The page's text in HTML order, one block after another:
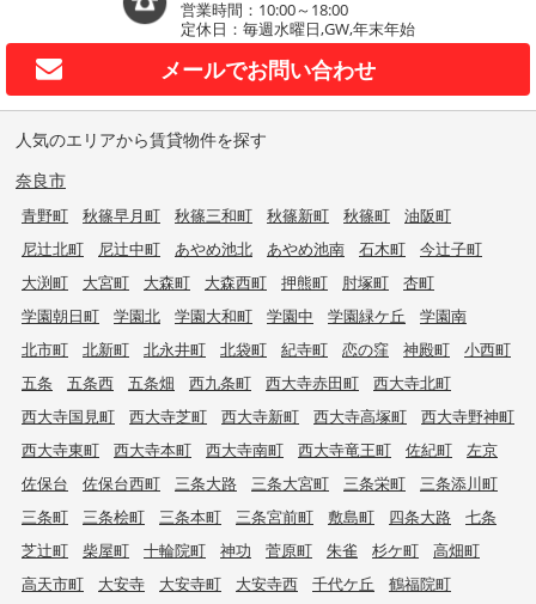
営業時間：10:00～18:00
定休日：毎週水曜日,GW,年末年始
メールでお問い合わせ
人気のエリアから賃貸物件を探す
奈良市
青野町 秋篠早月町 秋篠三和町 秋篠新町 秋篠町
油阪町
尼辻北町
尼辻中町 あやめ池北 あやめ池南 石木町
今辻子町
大渕町
大宮町 大森町 大森西町 押熊町 肘塚町
杏町
学園朝日町
学園北 学園大和町 学園中 学園緑ケ丘
学園南
北市町
北新町 北永井町 北袋町 紀寺町 恋の窪 神殿町
小西町
五条
五条西 五条畑 西九条町 西大寺赤田町
西大寺北町
西大寺国見町
西大寺芝町 西大寺新町 西大寺高塚町
西大寺野神町
西大寺東町
西大寺本町 西大寺南町 西大寺竜王町 佐紀町
左京
佐保台
佐保台西町 三条大路 三条大宮町 三条栄町
三条添川町
三条町
三条桧町 三条本町 三条宮前町 敷島町 四条大路
七条
芝辻町
柴屋町 十輪院町 神功 菅原町 朱雀 杉ケ町
高畑町
高天市町
大安寺 大安寺町 大安寺西 千代ケ丘
鶴福院町